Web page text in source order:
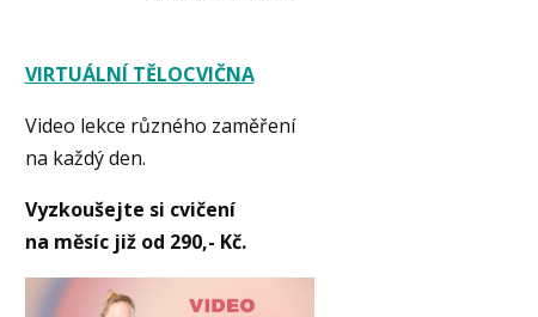
VIRTUÁLNÍ TĚLOCVIČNA
Video lekce různého zaměření
na každý den.
Vyzkoušejte si cvičení
na měsíc již od 290,- Kč.